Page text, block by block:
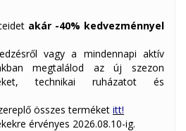
akár -40% kedvezménnyel
vagy a mindennapi aktív
megtalálod az új szezon
technikai ruházatot és
összes terméket itt!
érvényes 2026.08.10-ig.